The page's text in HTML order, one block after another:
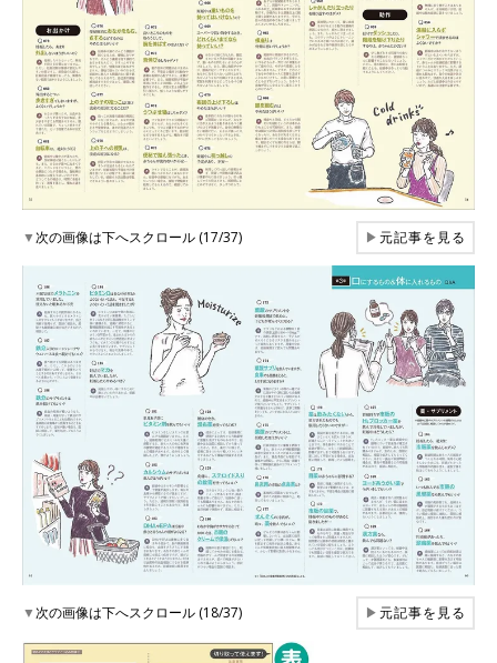
▼次の画像は下へスクロール (17/37) ▶元記事を見る
▼次の画像は下へスクロール (18/37) ▶元記事を見る